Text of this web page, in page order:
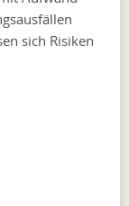
sich Risiken